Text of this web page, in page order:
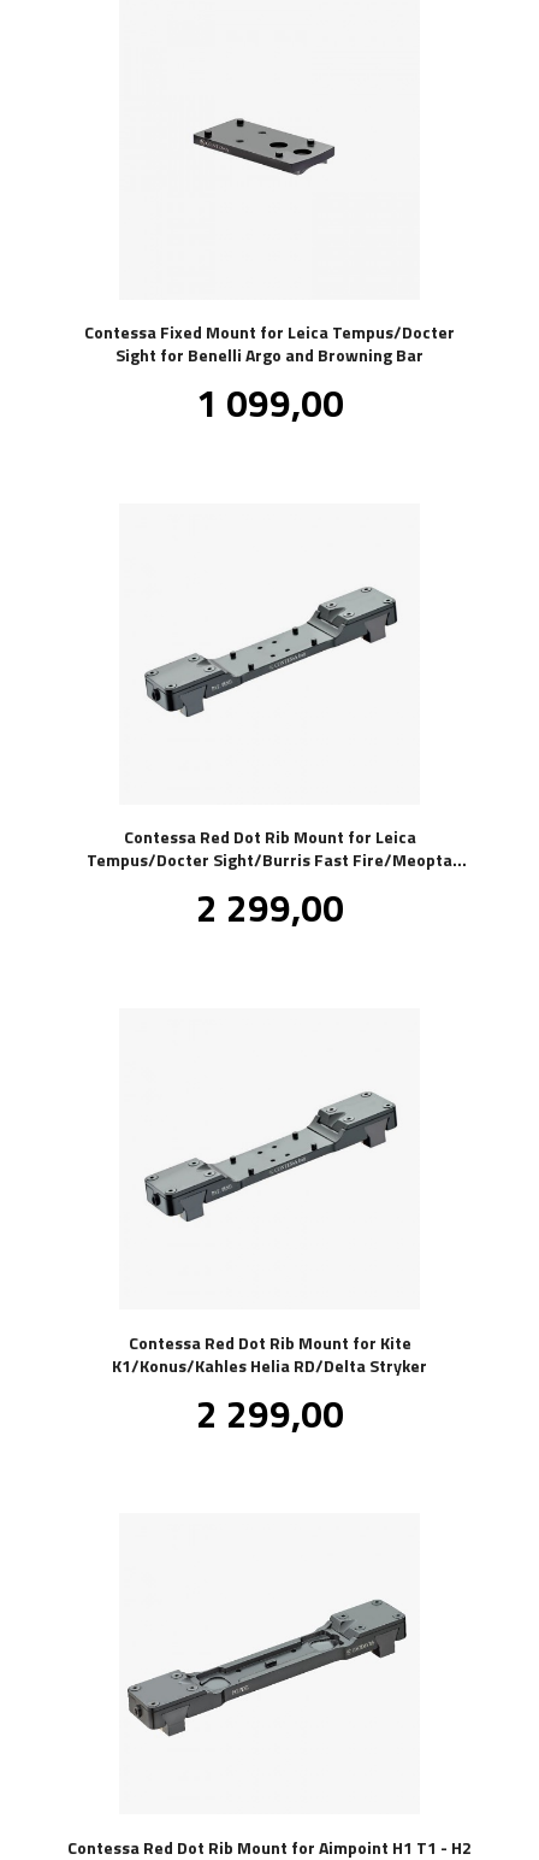
Contessa Fixed Mount for Leica Tempus/Docter
Sight for Benelli Argo and Browning Bar
Pris
1 099,00mva.
Contessa Red Dot Rib Mount for Leica
Tempus/Docter Sight/Burris Fast Fire/Meopta
Pris
2 299,00mva.
Contessa Red Dot Rib Mount for Kite
K1/Konus/Kahles Helia RD/Delta Stryker
Pris
2 299,00mva.
Contessa Red Dot Rib Mount for Aimpoint H1 T1 - H2